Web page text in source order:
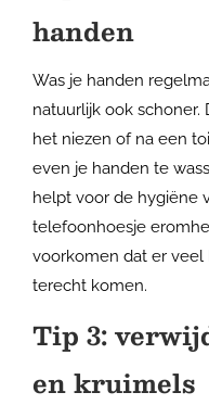
handen
Was je handen
natuurlijk ook schoner.
het niezen of na een
even je handen te
helpt voor de hygiëne
telefoonhoesje
voorkomen dat er
terecht komen.
Tip 3:
en kruimels